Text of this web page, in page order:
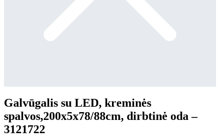
Galvūgalis su LED, kreminės
spalvos,200x5x78/88cm, dirbtinė oda –
3121722